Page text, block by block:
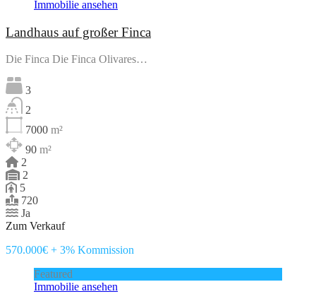
Immobilie ansehen
Landhaus auf großer Finca
Die Finca Die Finca Olivares…
3
2
7000 m²
90 m²
2
2
5
720
Ja
Zum Verkauf
570.000€ + 3% Kommission
Featured
Immobilie ansehen